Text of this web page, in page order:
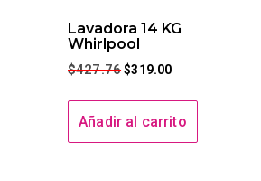
Lavadora 14 KG
Whirlpool
$427.76 $319.00
Añadir al carrito